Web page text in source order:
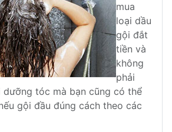
mua
loại dầu
gội đắt
tiền và
không
phải
tóc mà bạn cũng có thể
gội đầu đúng cách theo các